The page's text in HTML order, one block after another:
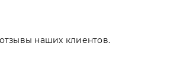
наших клиентов.